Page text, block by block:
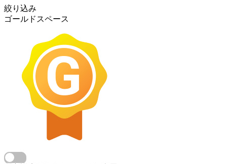
絞り込み
ゴールドスペース